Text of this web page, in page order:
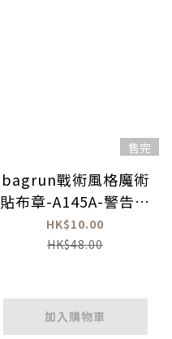
售完
bagrun戰術風格魔術
貼布章-A145A-警告標
示-逃生方向
HK$10.00
HK$48.00
加入購物車